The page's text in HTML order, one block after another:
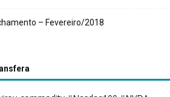
– Fevereiro/2018